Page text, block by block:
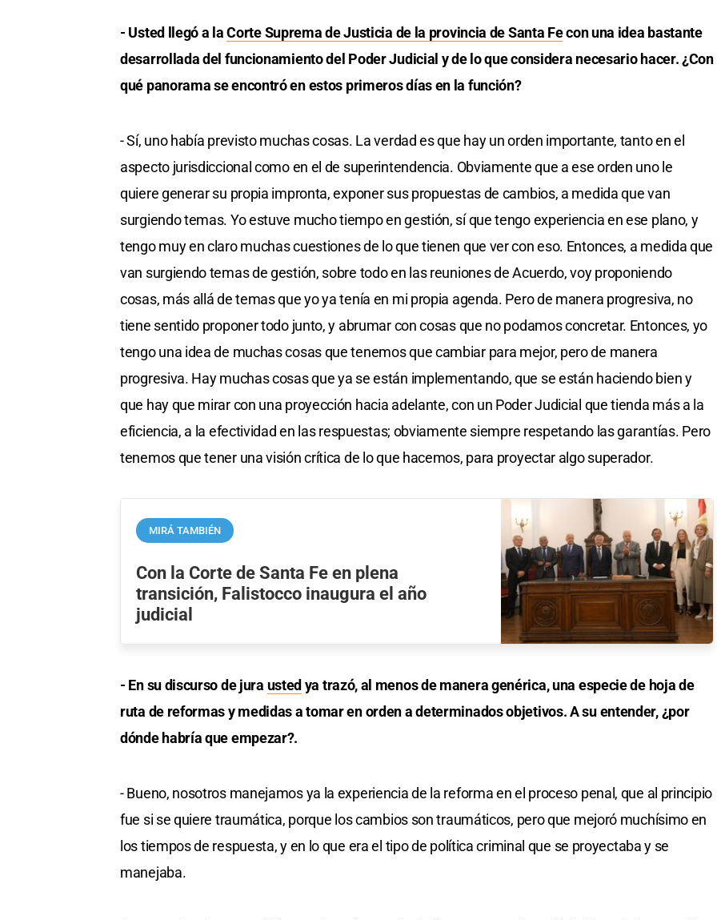
- Usted llegó a laCorte Suprema de Justicia de la provincia de Santa Fecon una idea bastante
desarrollada del funcionamiento del Poder Judicial y de lo que considera necesario hacer. ¿Con
qué panorama se encontró en estos primeros días en la función?
- Sí, uno había previsto muchas cosas. La verdad es que hay un orden importante, tanto en el
aspecto jurisdiccional como en el de superintendencia. Obviamente que a ese orden uno le
quiere generar su propia impronta, exponer sus propuestas de cambios, a medida que van
surgiendo temas. Yo estuve mucho tiempo en gestión, sí que tengo experiencia en ese plano, y
tengo muy en claro muchas cuestiones de lo que tienen que ver con eso. Entonces, a medida que
van surgiendo temas de gestión, sobre todo en las reuniones de Acuerdo, voy proponiendo
cosas, más allá de temas que yo ya tenía en mi propia agenda. Pero de manera progresiva, no
tiene sentido proponer todo junto, y abrumar con cosas que no podamos concretar. Entonces, yo
tengo una idea de muchas cosas que tenemos que cambiar para mejor, pero de manera
progresiva. Hay muchas cosas que ya se están implementando, que se están haciendo bien y
que hay que mirar con una proyección hacia adelante, con un Poder Judicial que tienda más a la
eficiencia, a la efectividad en las respuestas; obviamente siempre respetando las garantías. Pero
tenemos que tener una visión crítica de lo que hacemos, para proyectar algo superador.
MIRÁ TAMBIÉN
Con la Corte de Santa Fe en plena
transición, Falistocco inaugura el año
judicial
- En su discurso de jura usted ya trazó, al menos de manera genérica, una especie de hoja de
ruta de reformas y medidas a tomar en orden a determinados objetivos. A su entender, ¿por
dónde habría que empezar?.
- Bueno, nosotros manejamos ya la experiencia de la reforma en el proceso penal, que al principio
fue si se quiere traumática, porque los cambios son traumáticos, pero que mejoró muchísimo en
los tiempos de respuesta, y en lo que era el tipo de política criminal que se proyectaba y se
manejaba.